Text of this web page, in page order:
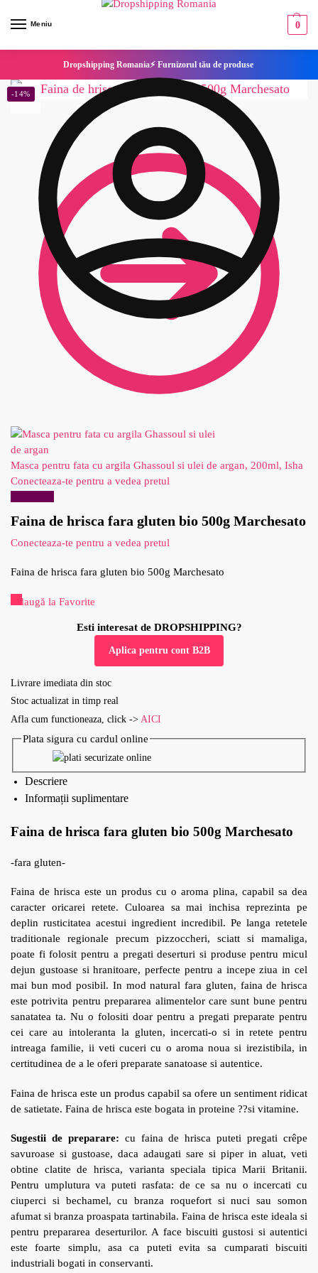
Meniu 0
Dropshipping Romania⚡ Furnizorul tău de produse
Masca pentru fata cu argila Ghassoul si ulei de argan, 200ml, Isha
Conecteaza-te pentru a vedea pretul
Faina de hrisca fara gluten bio 500g Marchesato
Conecteaza-te pentru a vedea pretul
-14%
Faina de hrisca fara gluten bio 500g Marchesato
Adaugă la Favorite
Esti interesat de DROPSHIPPING?
Aplica pentru cont B2B
Livrare imediata din stoc
Stoc actualizat in timp real
Afla cum functioneaza, click -> AICI
Plata sigura cu cardul online
Descriere
Informații suplimentare
Faina de hrisca fara gluten bio 500g Marchesato
-fara gluten-
Faina de hrisca este un produs cu o aroma plina, capabil sa dea
caracter oricarei retete. Culoarea sa mai inchisa reprezinta pe
deplin rusticitatea acestui ingredient incredibil. Pe langa retetele
traditionale regionale precum pizzoccheri, sciatt si mamaliga,
poate fi folosit pentru a pregati deserturi si produse pentru micul
dejun gustoase si hranitoare, perfecte pentru a incepe ziua in cel
mai bun mod posibil. In mod natural fara gluten, faina de hrisca
este potrivita pentru prepararea alimentelor care sunt bune pentru
sanatatea ta. Nu o folositi doar pentru a pregati preparate pentru
cei care au intoleranta la gluten, incercati-o si in retete pentru
intreaga familie, ii veti cuceri cu o aroma noua si irezistibila, in
certitudinea de a le oferi preparate sanatoase si autentice.
Faina de hrisca este un produs capabil sa ofere un sentiment ridicat
de satietate. Faina de hrisca este bogata in proteine ??si vitamine.
Sugestii de preparare: cu faina de hrisca puteti pregati crêpe
savuroase si gustoase, daca adaugati sare si piper in aluat, veti
obtine clatite de hrisca, varianta speciala tipica Marii Britanii.
Pentru umplutura va puteti rasfata: de ce sa nu o incercati cu
ciuperci si bechamel, cu branza roquefort si nuci sau somon
afumat si branza proaspata tartinabila. Faina de hrisca este ideala si
pentru prepararea deserturilor. A face biscuiti gustosi si autentici
este foarte simplu, asa ca puteti evita sa cumparati biscuiti
industriali bogati in conservanti.